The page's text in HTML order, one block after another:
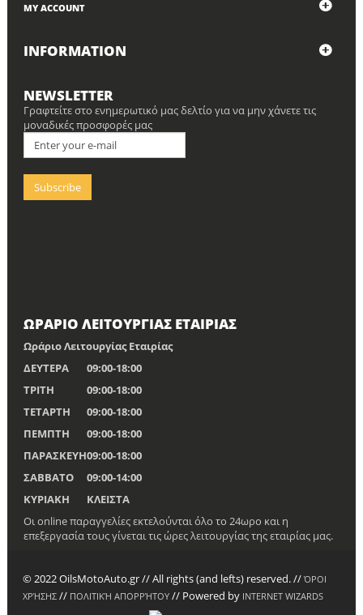
MY ACCOUNT
INFORMATION
NEWSLETTER
Γραφτείτε στο ενημερωτικό μας δελτίο για να μην χάνετε τις
μοναδικές προσφορές μας
ΩΡΑΡΙΟ ΛΕΙΤΟΥΡΓΙΑΣ ΕΤΑΙΡΙΑΣ
Ωράριο Λειτουργίας Εταιρίας
ΔΕΥΤΕΡΑ
09:00-18:00
ΤΡΙΤΗ
09:00-18:00
ΤΕΤΑΡΤΗ
09:00-18:00
ΠΕΜΠΤΗ
09:00-18:00
ΠΑΡΑΣΚΕΥΗ09:00-18:00
ΣΑΒΒΑΤΟ
09:00-14:00
ΚΥΡΙΑΚΗ
ΚΛΕΙΣΤΑ
Οι online παραγγελίες εκτελούνται όλο το 24ωρο και η
επεξεργασία τους γίνεται τις ώρες λειτουργίας της εταιρίας μας.
© 2022 OilsMotoAuto.gr // All rights (and lefts) reserved. // ΌΡΟΙ
ΧΡΉΣΗΣ // ΠΟΛΙΤΙΚΉ ΑΠΟΡΡΉΤΟΥ // Powered by INTERNET WIZARDS